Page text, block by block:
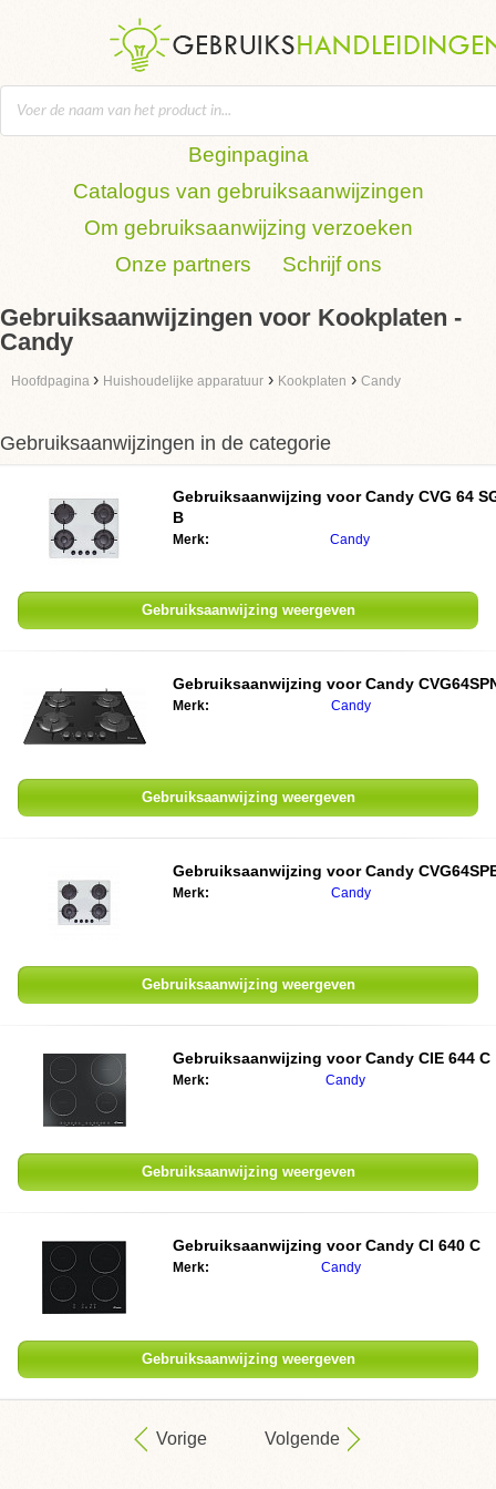
Beginpagina
Catalogus van gebruiksaanwijzingen
Om gebruiksaanwijzing verzoeken
Onze partners
Schrijf ons
Gebruiksaanwijzingen voor Kookplaten -
Candy
Hoofdpagina › Huishoudelijke apparatuur › Kookplaten › Candy
Gebruiksaanwijzingen in de categorie
Gebruiksaanwijzing voorCandy CVG 64
B
Merk: Candy
Gebruiksaanwijzing weergeven
Gebruiksaanwijzing voorCandy
Merk: Candy
Gebruiksaanwijzing weergeven
Gebruiksaanwijzing voorCandy
Merk: Candy
Gebruiksaanwijzing weergeven
Gebruiksaanwijzing voorCandy CIE 644 C
Merk: Candy
Gebruiksaanwijzing weergeven
Gebruiksaanwijzing voorCandy CI 640 C
Merk: Candy
Gebruiksaanwijzing weergeven
Vorige Volgende